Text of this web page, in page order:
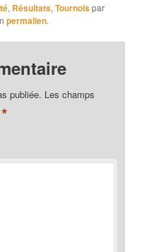
, Résultats,Tournoispar
permalien.
publiée. Les champs
*